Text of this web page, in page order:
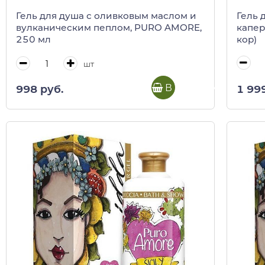
Гель для душа с оливковым маслом и
вулканическим пеплом, PURO AMORE,
250 мл
шт
998 руб. В корзину
Гель
кор)
1